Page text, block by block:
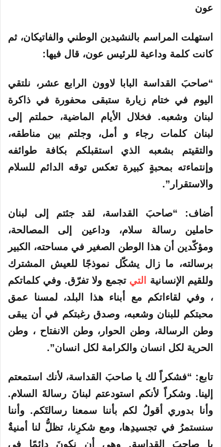
عون
استهلت المراسم بالنشيدين الوطني والفاتيكان، ثم
كانت كلمة وداعية للرئيس عون، قال فيها:
“صاحبَ القداسة البابا لاوون الرابع عشر، نلتقي
اليوم في ختام زيارة ستبقى محفورة في ذاكرة
لبنان وشعبه. فخلال الأيام الماضية، حملتم إلى
لبنان كلمات رجاء و أمل، وجلتم بين مناطقه،
والتقيتم بشعبه الذي استقبلكم بكافة طوائفه
وإنتماءته بمحبةٍ كبيرة تعكس توقه الدائم للسلام
والاستقرار”.
أضاف: “صاحبَ القداسة، لقد جئتم إلى لبنان
حاملين رسالة سلام، وداعين إلى المصالحة،
ومؤكّدين أن هذا الوطن الصغير في مساحته، الكبير
برسالته، ما زال يشكّل نموذجًا للعيش المشترك
وللقيم الإنسانية
التي تجمع ولا تفرّق. وفي كلماتكم
، وفي لقاءاتكم مع أبناء هذا البلد، لمسنا عمق
محبتكم للبنان وشعبه، وصدق رغبتكم في أن يبقى
وطن الرسالة، وطن الحوار، وطن الانفتاح ، وطن
الحرية لكل انسان والكرامة لكل انسان”.
تابع: “فشكراً لك يا صاحبَ القداسة، لأنك استمعتم
إلينا. وشكراً لأنكم استودعتم لبنانَ رسالةَ السلام.
وأنا بدوري أقولُ لكم بأننا سمعنا رسالتَكم. وأننا
سنستمرُ في تجسيدِها، ومع شكرِنا، تظلُّ لنا أمنيةٌ
يا صاحبَ القداسة. وهي أن نكونَ دائمًا في